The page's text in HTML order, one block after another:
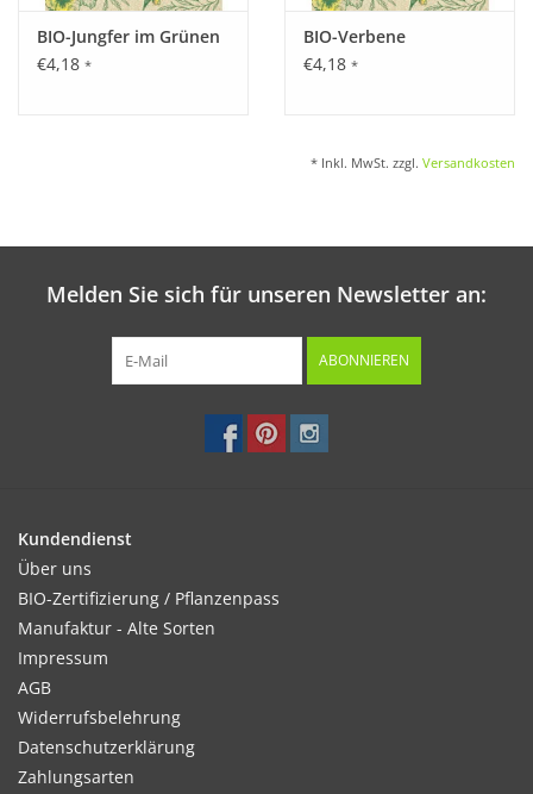
BIO-Jungfer im Grünen
€4,18 *
BIO-Verbene
€4,18 *
* Inkl. MwSt. zzgl. Versandkosten
Melden Sie sich für unseren Newsletter an:
ABONNIEREN
Kundendienst
Über uns
BIO-Zertifizierung / Pflanzenpass
Manufaktur - Alte Sorten
Impressum
AGB
Widerrufsbelehrung
Datenschutzerklärung
Zahlungsarten